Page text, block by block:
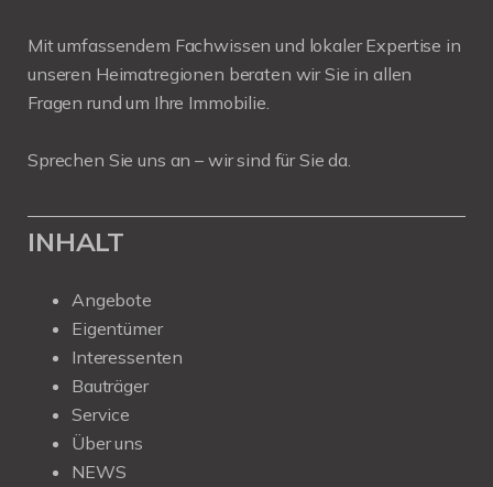
Mit umfassendem Fachwissen und lokaler Expertise in
unseren Heimatregionen beraten wir Sie in allen
Fragen rund um Ihre Immobilie.
Sprechen Sie uns an – wir sind für Sie da.
INHALT
Angebote
Eigentümer
Interessenten
Bauträger
Service
Über uns
NEWS